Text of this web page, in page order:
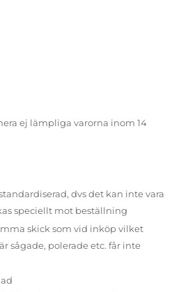
ej lämpliga varorna inom 14
dvs det kan inte vara
speciellt mot beställning
skick som vid inköp vilket
sågade, polerade etc. får inte